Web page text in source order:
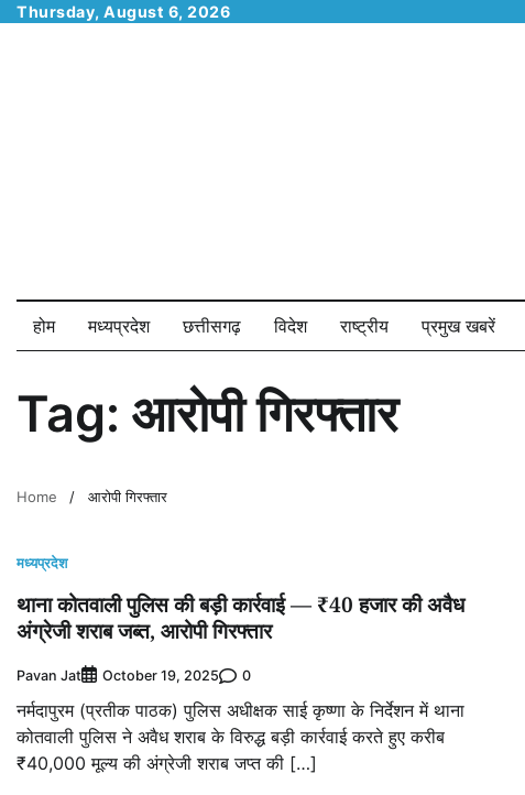
SkipThursday, August 6, 2026
होम मध्यप्रदेश छत्तीसगढ़ विदेश राष्ट्रीय प्रमुख खबरें
Tag: आरोपी गिरफ्तार
Home आरोपी गिरफ्तार
मध्यप्रदेश
थाना कोतवाली पुलिस की बड़ी कार्रवाई — ₹40 हजार की अवैध
अंग्रेजी शराब जब्त, आरोपी गिरफ्तार
Pavan Jat October 19, 2025 0
नर्मदापुरम (प्रतीक पाठक) पुलिस अधीक्षक साई कृष्णा के निर्देशन में थाना
कोतवाली पुलिस ने अवैध शराब के विरुद्ध बड़ी कार्रवाई करते हुए करीब
₹40,000 मूल्य की अंग्रेजी शराब जप्त की […]